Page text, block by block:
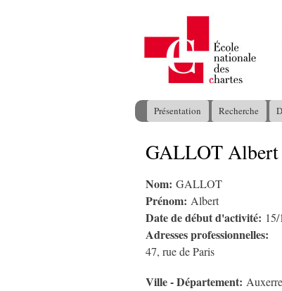
Menu principal
Présentation Recherche
Vous êtes ici
GALLOT Albert
Nom: GALLOT
Prénom: Albert
Date de début d'activité:
Adresses professionnelles:
47, rue de Paris
Ville - Département: